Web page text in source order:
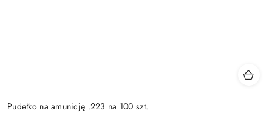
Pudełko na amunicję .223 na 100 szt.